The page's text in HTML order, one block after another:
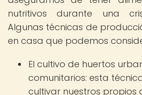
nutritivos durante una
Algunas técnicas de
en casa que podemos
El cultivo de huertos
comunitarios: esta
cultivar nuestros propios